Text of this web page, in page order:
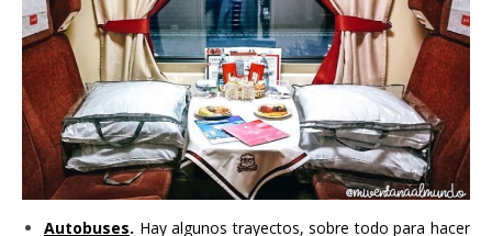
Autobuses. Hay algunos trayectos, sobre todo para hacer